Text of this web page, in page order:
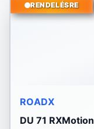
RENDELÉSRE
ROADX
DU 71 RXMotion